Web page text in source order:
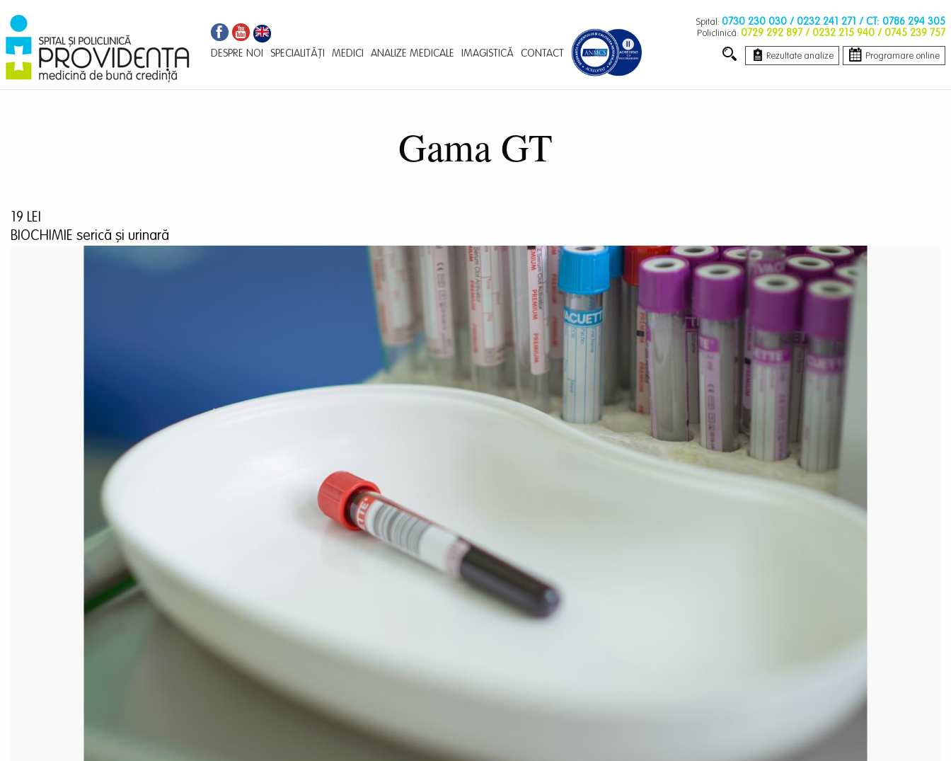
la
conţinutul
principal
Navigare
principală
DESPRE NOI SPECIALITĂȚI MEDICI ANALIZE MEDICALE IMAGISTICĂ CONTACT
Spital: 0730 230 030 / 0232 241 271 / CT: 0786 294 305
Policlinică: 0729 292 897 / 0232 215 940 / 0745 239 757
Rezultate analize Programare online
Gama GT
19 LEI
BIOCHIMIE serică și urinară